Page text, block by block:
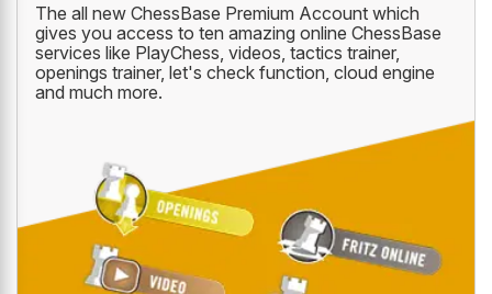
The all new ChessBase Premium Account which
gives you access to ten amazing online ChessBase
services like PlayChess, videos, tactics trainer,
openings trainer, let's check function, cloud engine
and much more.